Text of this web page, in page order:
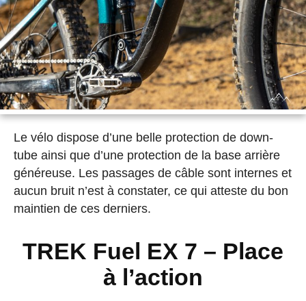
Le vélo dispose d’une belle protection de down-
tube ainsi que d’une protection de la base arrière
généreuse. Les passages de câble sont internes et
aucun bruit n’est à constater, ce qui atteste du bon
maintien de ces derniers.
TREK Fuel EX 7 – Place
à l’action